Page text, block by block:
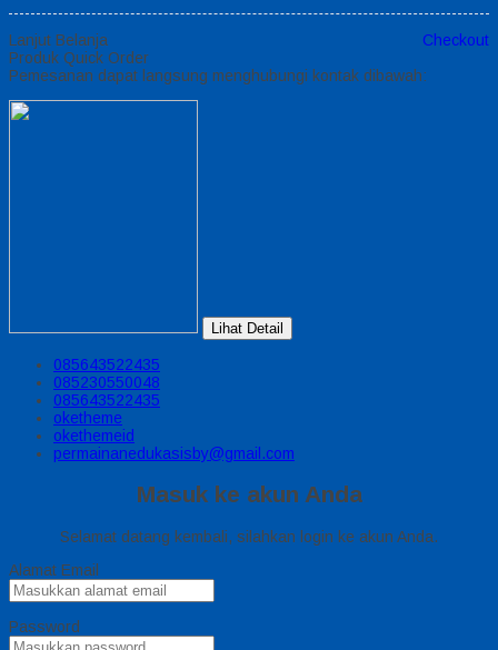
Lanjut Belanja
Checkout
Produk Quick Order
Pemesanan dapat langsung menghubungi kontak dibawah:
Lihat Detail
085643522435
085230550048
085643522435
oketheme
okethemeid
permainanedukasisby@gmail.com
Masuk ke akun Anda
Selamat datang kembali, silahkan login ke akun Anda.
Alamat Email
Password